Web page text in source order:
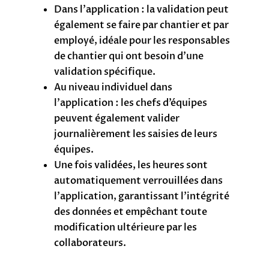
Dans l’application : la validation peut
également se faire par chantier et par
employé, idéale pour les responsables
de chantier qui ont besoin d’une
validation spécifique.
Au niveau individuel dans
l’application : les chefs d’équipes
peuvent également valider
journalièrement les saisies de leurs
équipes.
Une fois validées, les heures sont
automatiquement verrouillées dans
l’application, garantissant l’intégrité
des données et empêchant toute
modification ultérieure par les
collaborateurs.